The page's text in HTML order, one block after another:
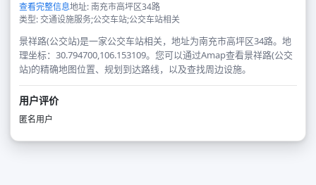
查看完整信息地址: 南充市高坪区34路
类型: 交通设施服务;公交车站;公交车站相关
景祥路(公交站)是一家公交车站相关，地址为南充市高坪区34路。地
理坐标：30.794700,106.153109。您可以通过Amap查看景祥路(公交
站)的精确地图位置、规划到达路线，以及查找周边设施。
用户评价
匿名用户